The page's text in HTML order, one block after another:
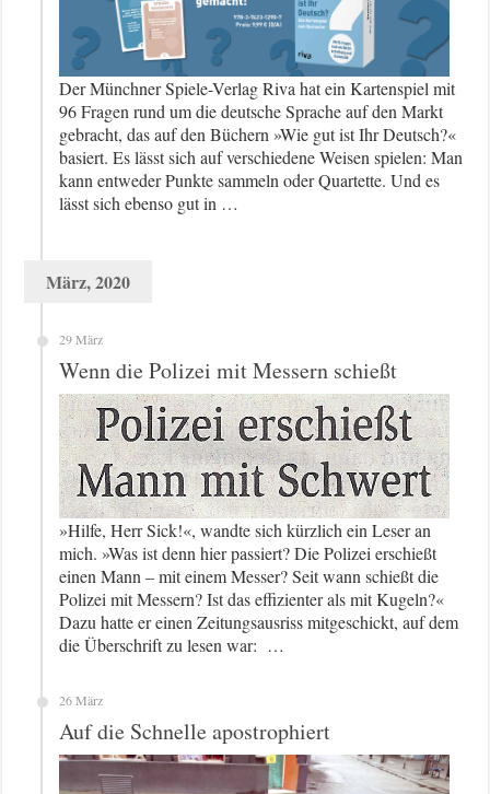
Der Münchner Spiele-Verlag Riva hat ein Kartenspiel mit
96 Fragen rund um die deutsche Sprache auf den Markt
gebracht, das auf den Büchern »Wie gut ist Ihr Deutsch?«
basiert. Es lässt sich auf verschiedene Weisen spielen: Man
kann entweder Punkte sammeln oder Quartette. Und es
lässt sich ebenso gut in …
März, 2020
29 März
Wenn die Polizei mit Messern schießt
»Hilfe, Herr Sick!«, wandte sich kürzlich ein Leser an
mich. »Was ist denn hier passiert? Die Polizei erschießt
einen Mann – mit einem Messer? Seit wann schießt die
Polizei mit Messern? Ist das effizienter als mit Kugeln?«
Dazu hatte er einen Zeitungsausriss mitgeschickt, auf dem
die Überschrift zu lesen war: …
26 März
Auf die Schnelle apostrophiert